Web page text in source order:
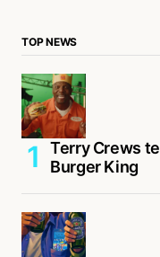
TOP NEWS
Terry Crews
Burger King